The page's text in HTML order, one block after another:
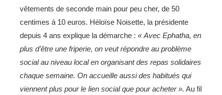
vêtements de seconde main pour peu cher, de 50
centimes à 10 euros. Héloïse Noisette, la présidente
depuis 4 ans explique la démarche : « Avec Ephatha, en
plus d’être une friperie, on veut répondre au problème
social au niveau local en organisant des repas solidaires
chaque semaine. On accueille aussi des habitués qui
viennent plus pour le lien social que pour acheter ». Au fil